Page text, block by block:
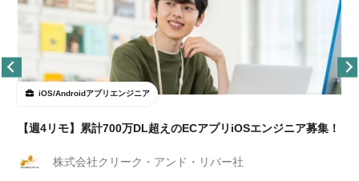
iOS/Androidアプリエンジニア
【週4リモ】累計700万DL超えのECアプリiOSエンジニア募集！
株式会社クリーク・アンド・リバー社